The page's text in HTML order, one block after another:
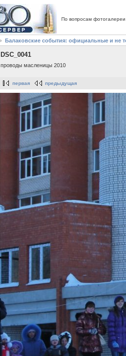
По вопросам
Балаковские события: официальные и не
DSC_0041
проводы масленицы 2010
первая предыдущая